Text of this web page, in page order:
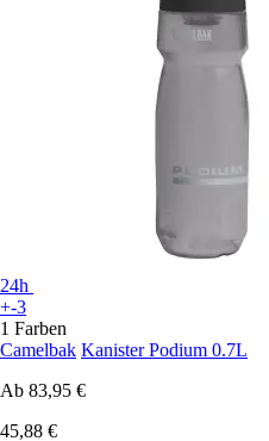
24h
+-3
1 Farben
Camelbak Kanister Podium 0.7L
Ab 83,95 €
45,88 €